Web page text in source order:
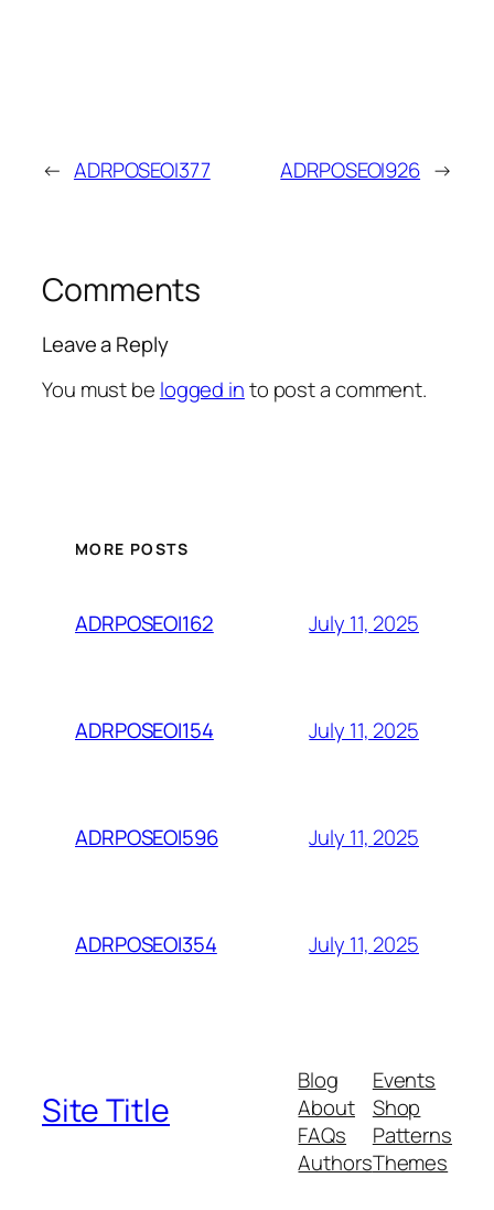
← ADRPOSEOI377 ADRPOSEOI926 →
Comments
Leave a Reply
You must be logged into post a comment.
MORE POSTS
ADRPOSEOI162 July 11, 2025
ADRPOSEOI154 July 11, 2025
ADRPOSEOI596 July 11, 2025
ADRPOSEOI354 July 11, 2025
Site Title
Blog
About
FAQs
Authors
Events
Shop
Patterns
Themes